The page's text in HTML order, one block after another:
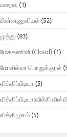
மறைவு (1)
மின்னணுவியல் (52)
முத்து (83)
மேககணினி(Cloud) (1)
மோசில்லா பொதுக்குரல்
விக்கிப்பீடியா (5)
விக்கிப்பீடியா:விக்கி
விக்கிமூலம் (5)